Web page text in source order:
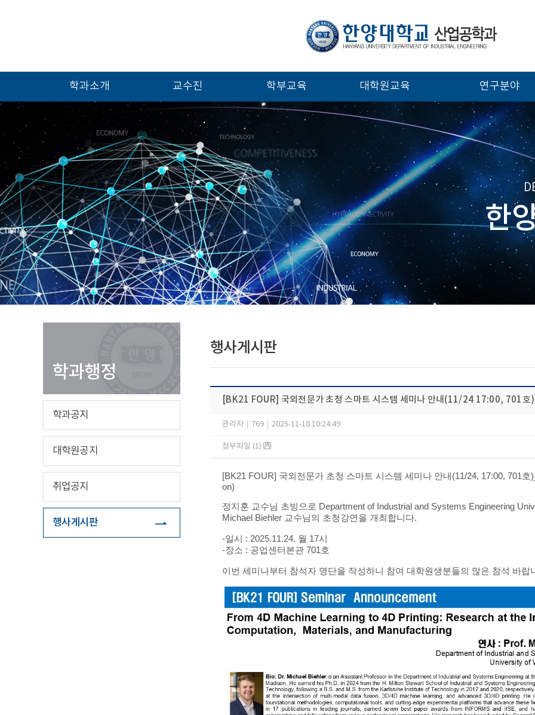
학과소개 교수진 학부교육 대학원교육 연구분야
한
학과행정
학과공지
대학원공지
취업공지
행사게시판
행사게시판
[BK21 FOUR] 국외전문가 초청 스마트 시스템 세미나 안내(11/24 17:00, 701호)
관리자 769 2025-11-18 10:24:49
첨부파일 (1)
[BK21 FOUR] 국외전문가 초청 스마트 시스템 세미나 안내(11/24, 17:00, 701
on)
정지훈 교수님 초빙으로 Department of Industrial and Systems Engineering
Michael Biehler 교수님의 초청강연을 개최합니다.
-일시 : 2025.11.24. 월 17시
-장소 : 공업센터본관 701호
이번 세미나부터 참석자 명단을 작성하니 참여 대학원생분들의 많은 참석 바랍